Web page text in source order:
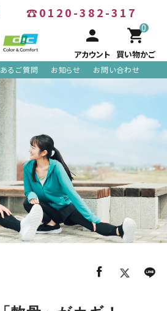
☎0120-382-317
person
アカウント
0
shopping_cart
買い物かご
あるご質問 お知らせ お問い合わせ
新規会員登録
search